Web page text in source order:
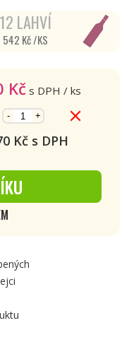
12 LAHVÍ
542 Kč /KS
Kč s DPH / ks
- +
Kč s DPH